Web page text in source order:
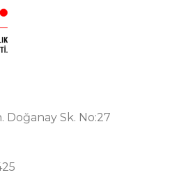
Sk. No:27